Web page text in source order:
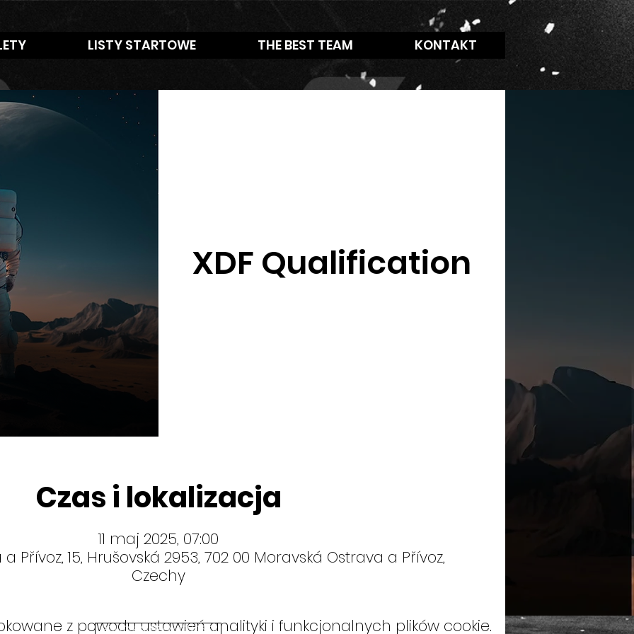
LISTY STARTOWE THE BEST TEAM KONTAKT
XDF Qualification
Czas i lokalizacja
11 maj 2025, 07:00
Přívoz, 15, Hrušovská 2953, 702 00 Moravská Ostrava a Přívoz,
Czechy
z powodu ustawień analityki i funkcjonalnych plików cookie.
POLITYKA PRYWATNOŚCI